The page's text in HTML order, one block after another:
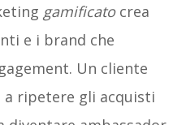
gamificato crea
e i brand che
Un cliente
ripetere gli acquisti